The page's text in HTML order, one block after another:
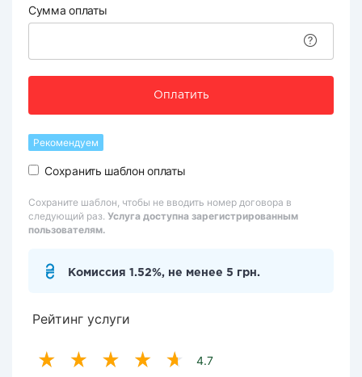
Сумма оплаты
Оплатить
Рекомендуем
Сохранить шаблон оплаты
Сохраните шаблон, чтобы не вводить номер договора в
следующий раз. Услуга доступна зарегистрированным
пользователям.
Комиссия 1.52%, не менее 5 грн.
Рейтинг услуги
4.7